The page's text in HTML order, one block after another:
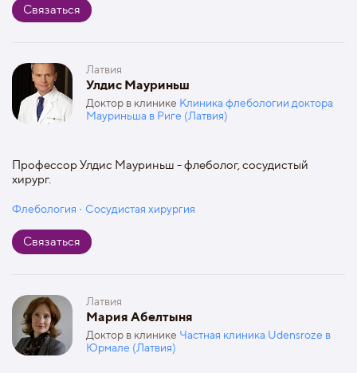
Связаться
Латвия
Улдис Мауриньш
Доктор в клинике Клиника флебологии доктора
Мауриньша в Риге (Латвия)
Профессор Улдис Мауриньш - флеболог, сосудистый
хирург.
Флебология · Сосудистая хирургия
Связаться
Латвия
Мария Абелтыня
Доктор в клинике Частная клиника Udensroze в
Юрмале (Латвия)